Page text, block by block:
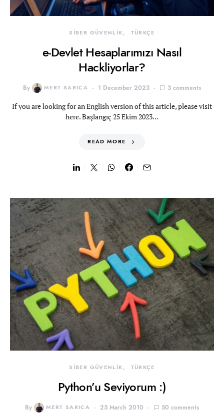
SİBER GÜVENLİK TÜRKÇE
e-Devlet Hesaplarımızı Nasıl
Hackliyorlar?
By MERT SARICA 1 December 2023 3 comments
If you are looking for an English version of this article, please visit
here. Başlangıç 25 Ekim 2023…
READ MORE
SİBER GÜVENLİK TÜRKÇE
Python’u Seviyorum :)
By MERT SARICA 25 March 2010 50 comments